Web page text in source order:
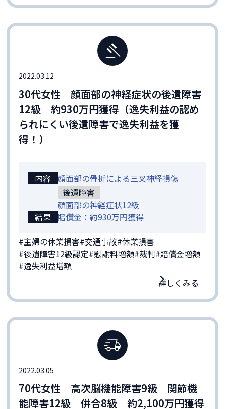
2022.03.12
30代女性 顔面部の神経症状の後遺障害
12級 約930万円獲得（逸失利益の認め
られにくい後遺障害で逸失利益を獲
得！）
内容
顔面部の骨折による三叉神経損傷
後遺障害
顔面部の神経症状12級
結果
賠償金：約930万円獲得
#主婦の休業損害#交通事故#休業損害
#後遺障害12級認定#慰謝料増額#裁判#賠償金増額
#逸失利益増額
詳しくみる
2022.03.05
70代女性 高次脳機能障害9級 関節機
能障害12級 併合8級 約2,100万円獲得